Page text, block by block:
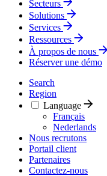
Secteurs
Solutions
Services
Ressources
À propos de nous
Réserver une démo
Search
Region
Language
Français
Nederlands
Nous recrutons
Portail client
Partenaires
Contactez‑nous